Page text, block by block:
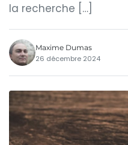
la recherche […]
Maxime Dumas
26 décembre 2024